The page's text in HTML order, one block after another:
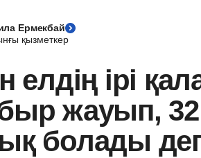
Ермекбай
қызметкер
елдің ірі
жауып, 32
болады деп